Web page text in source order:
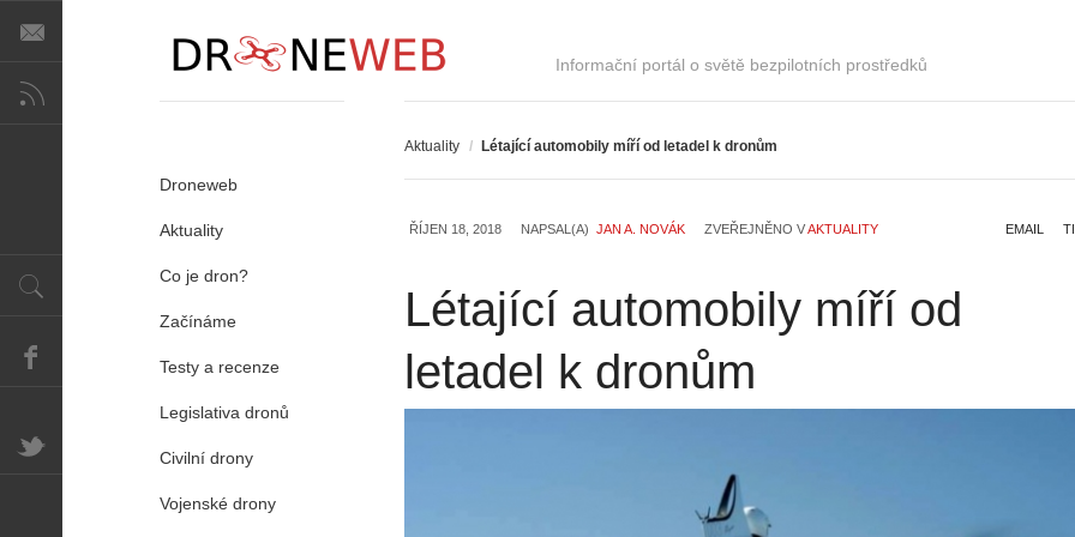
Informační portál o světě bezpilotních prostředků
Aktuality / Létající automobily míří od letadel k dronům
ŘÍJEN 18, 2018 NAPSAL(A) JAN A. NOVÁK ZVEŘEJNĚNO VAKTUALITY EMAIL
Létající automobily míří od
letadel k dronům
Droneweb
Aktuality
Co je dron?
Začínáme
Testy a recenze
Legislativa dronů
Civilní drony
Vojenské drony